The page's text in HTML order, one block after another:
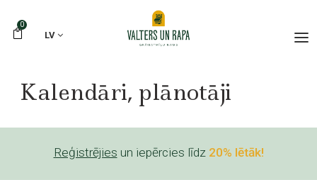
0
LV
Kalendāri, plānotāji
Reģistrējies un iepērcies līdz 20% lētāk!